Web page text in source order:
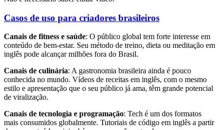
Casos de uso para criadores brasileiros
Canais de fitness e saúde: O público global tem forte interesse em
conteúdo de bem-estar. Seu método de treino, dieta ou meditação em
inglês pode alcançar milhões fora do Brasil.
Canais de culinária: A gastronomia brasileira ainda é pouco
conhecida no mundo. Vídeos de receitas em inglês, com o mesmo
estilo e apresentação que o seu público já ama, têm grande potencial
de viralização.
Canais de tecnologia e programação: Tech é um dos formatos
mais consumidos globalmente. Tutoriais de código em inglês a partir